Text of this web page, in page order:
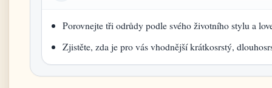
Porovnejte tři odrůdy podle svého životního stylu a
Zjistěte, zda je pro vás vhodnější krátkosrstý,